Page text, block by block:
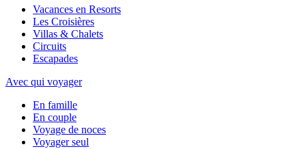
Vacances en Resorts
Les Croisières
Villas & Chalets
Circuits
Escapades
Avec qui voyager
En famille
En couple
Voyage de noces
Voyager seul